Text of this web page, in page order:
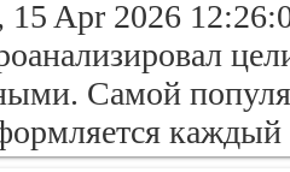
15 Apr 2026
Самой
каждый